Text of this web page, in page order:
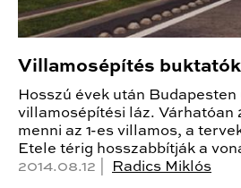
Villamosépítés
Hosszú évek után
villamosépítési láz. Várhatóan
menni az 1-es villamos, a
Etele térig hosszabbítják a
2014.08.12 |
Radics Miklós